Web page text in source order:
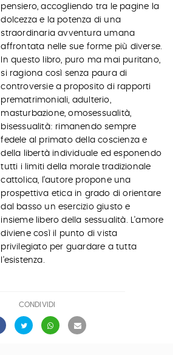
pensiero, accogliendo tra le pagine la
dolcezza e la potenza di una
straordinaria avventura umana
affrontata nelle sue forme più diverse.
In questo libro, puro ma mai puritano,
si ragiona così senza paura di
controversie a proposito di rapporti
prematrimoniali, adulterio,
masturbazione, omosessualità,
bisessualità: rimanendo sempre
fedele al primato della coscienza e
della libertà individuale ed esponendo
tutti i limiti della morale tradizionale
cattolica, l’autore propone una
prospettiva etica in grado di orientare
dal basso un esercizio giusto e
insieme libero della sessualità. L’amore
diviene così il punto di vista
privilegiato per guardare a tutta
l’esistenza.
CONDIVIDI